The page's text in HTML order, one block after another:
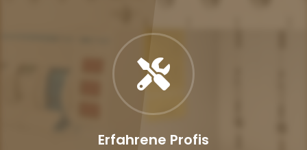
Erfahrene Profis